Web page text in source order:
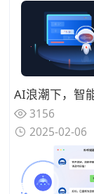
3156
2025-02-06